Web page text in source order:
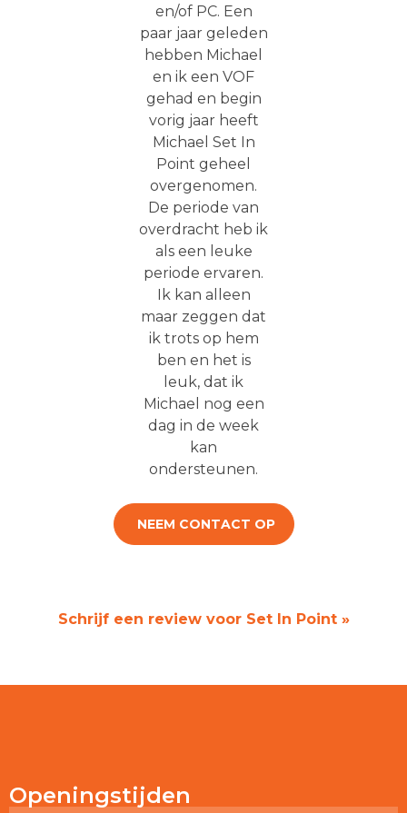
en/of PC. Een
paar jaar geleden
hebben Michael
en ik een VOF
gehad en begin
vorig jaar heeft
Michael Set In
Point geheel
overgenomen.
De periode van
overdracht heb ik
als een leuke
periode ervaren.
Ik kan alleen
maar zeggen dat
ik trots op hem
ben en het is
leuk, dat ik
Michael nog een
dag in de week
kan
ondersteunen.
NEEM CONTACT OP
Schrijf een review voor Set In Point »
Openingstijden